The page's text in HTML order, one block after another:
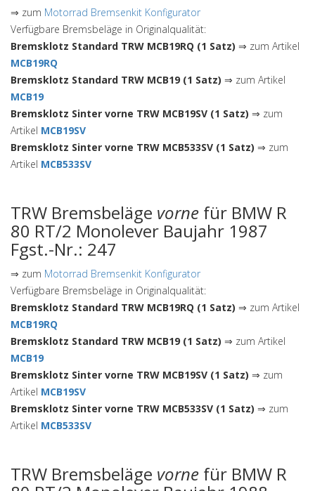
⇒ zum Motorrad Bremsenkit Konfigurator
Verfügbare Bremsbeläge in Originalqualität:
Bremsklotz Standard TRW MCB19RQ (1 Satz) ⇒ zum Artikel
MCB19RQ
Bremsklotz Standard TRW MCB19 (1 Satz) ⇒ zum Artikel
MCB19
Bremsklotz Sinter vorne TRW MCB19SV (1 Satz) ⇒ zum
Artikel MCB19SV
Bremsklotz Sinter vorne TRW MCB533SV (1 Satz) ⇒ zum
Artikel MCB533SV
TRW Bremsbeläge vorne für BMW R
80 RT/2 Monolever Baujahr 1987
Fgst.-Nr.: 247
⇒ zum Motorrad Bremsenkit Konfigurator
Verfügbare Bremsbeläge in Originalqualität:
Bremsklotz Standard TRW MCB19RQ (1 Satz) ⇒ zum Artikel
MCB19RQ
Bremsklotz Standard TRW MCB19 (1 Satz) ⇒ zum Artikel
MCB19
Bremsklotz Sinter vorne TRW MCB19SV (1 Satz) ⇒ zum
Artikel MCB19SV
Bremsklotz Sinter vorne TRW MCB533SV (1 Satz) ⇒ zum
Artikel MCB533SV
TRW Bremsbeläge vorne für BMW R